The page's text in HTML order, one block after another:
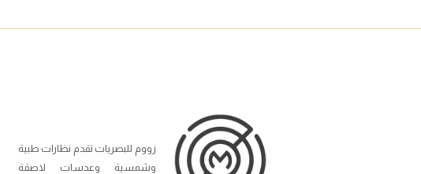
زووم للبصريات تقدم نظارات طبية
وشمسية وعدسات لاصقة